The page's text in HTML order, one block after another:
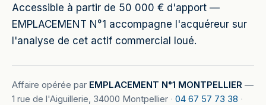
Accessible à partir de 50 000 € d'apport —
EMPLACEMENT N°1 accompagne l'acquéreur sur
l'analyse de cet actif commercial loué.
Affaire opérée par EMPLACEMENT N°1 MONTPELLIER —
1 rue de l'Aiguillerie, 34000 Montpellier · 04 67 57 73 38 ·